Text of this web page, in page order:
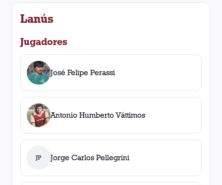
Lanús
Jugadores
José Felipe Perassi
Antonio Humberto Váttimos
JP Jorge Carlos Pellegrini